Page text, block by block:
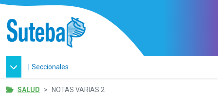
| Seccionales
SALUD NOTAS VARIAS 2